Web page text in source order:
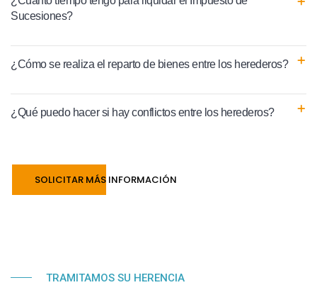
Sucesiones?
¿Cómo se realiza el reparto de bienes entre los herederos?
¿Qué puedo hacer si hay conflictos entre los herederos?
SOLICITAR MÁS INFORMACIÓN
TRAMITAMOS SU HERENCIA